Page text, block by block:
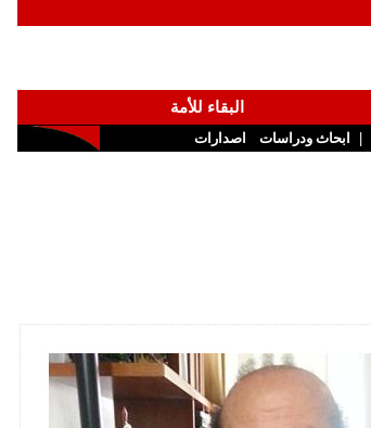
البقاء للأمة
| ابحاث ودراسات اصدارات